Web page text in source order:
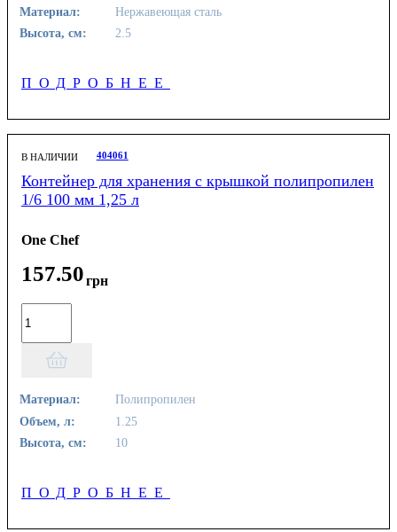
Материал:
Нержавеющая сталь
Высота, см:
2.5
ПОДРОБНЕЕ
В НАЛИЧИИ 404061
Контейнер для хранения с крышкой полипропилен
1/6 100 мм 1,25 л
One Chef
157.50грн
Материал:
Полипропилен
Объем, л:
1.25
Высота, см:
10
ПОДРОБНЕЕ